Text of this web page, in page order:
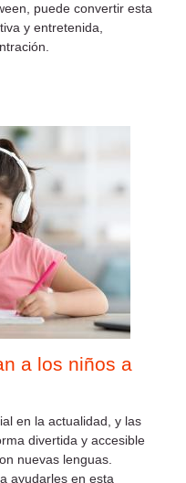
puede convertir esta
y entretenida,
a los niños a
en la actualidad, y las
divertida y accesible
nuevas lenguas.
ayudarles en esta